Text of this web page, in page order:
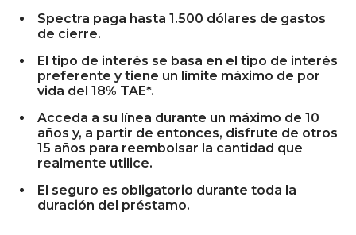
Spectra paga hasta 1.500 dólares de gastos
de cierre.
El tipo de interés se basa en el tipo de interés
preferente y tiene un límite máximo de por
vida del 18% TAE*.
Acceda a su línea durante un máximo de 10
años y, a partir de entonces, disfrute de otros
15 años para reembolsar la cantidad que
realmente utilice.
El seguro es obligatorio durante toda la
duración del préstamo.